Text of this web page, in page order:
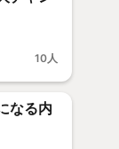
10人
なる内